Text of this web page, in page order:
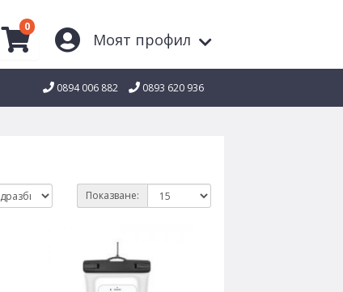
Моят профил
0
0894 006 882 0893 620 936
Показване: